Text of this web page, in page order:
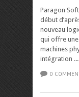
Paragon
début
nouveau
qui offre une
machines
intégration ...
0